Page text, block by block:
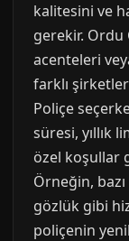
kalitesini ve
gerekir. Ordu
acenteleri
farklı
Poliçe
süresi, yıllık
özel koşullar
Örneğin,
gözlük gibi
poliçenin